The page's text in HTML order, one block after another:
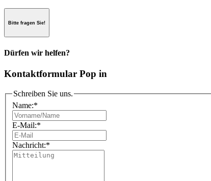
Bitte fragen Sie!
Dürfen wir helfen?
Kontaktformular Pop in
Schreiben Sie uns.
Name:*
E-Mail:*
Nachricht:*